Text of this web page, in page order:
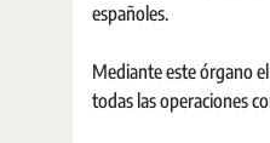
españoles.
Mediante este órgano
todas las operaciones